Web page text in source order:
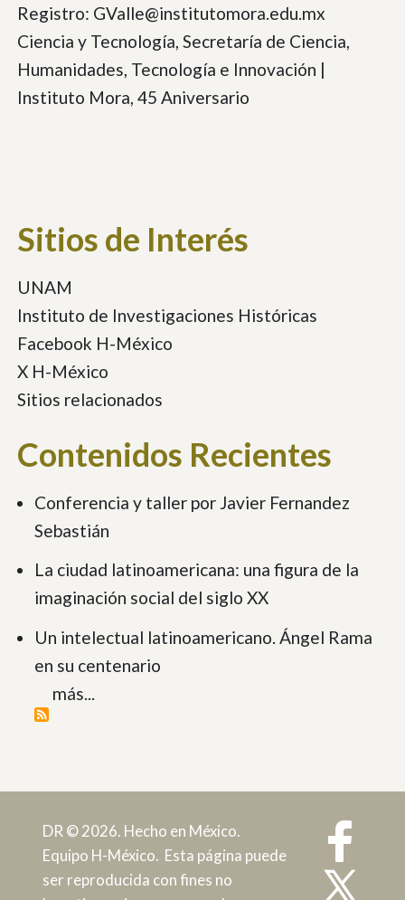
Registro: GValle@institutomora.edu.mx
Ciencia y Tecnología, Secretaría de Ciencia,
Humanidades, Tecnología e Innovación |
Instituto Mora, 45 Aniversario
Sitios de Interés
UNAM
Instituto de Investigaciones Históricas
Facebook H-México
X H-México
Sitios relacionados
Contenidos Recientes
Conferencia y taller por Javier Fernandez
Sebastián
La ciudad latinoamericana: una figura de la
imaginación social del siglo XX
Un intelectual latinoamericano. Ángel Rama
en su centenario
más...
DR © 2026. Hecho en México.
Equipo H-México. Esta página puede
ser reproducida con fines no